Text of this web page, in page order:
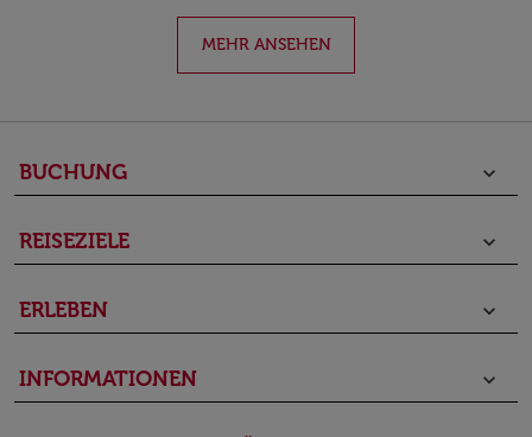
MEHR ANSEHEN
BUCHUNG keyboard_arrow_down
REISEZIELE keyboard_arrow_down
ERLEBEN keyboard_arrow_down
INFORMATIONEN keyboard_arrow_down